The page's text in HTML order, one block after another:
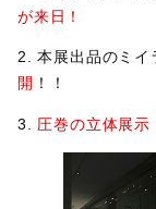
が来日！
2. 本展出品のミイ
開 ！！
3. 圧巻の立体展示